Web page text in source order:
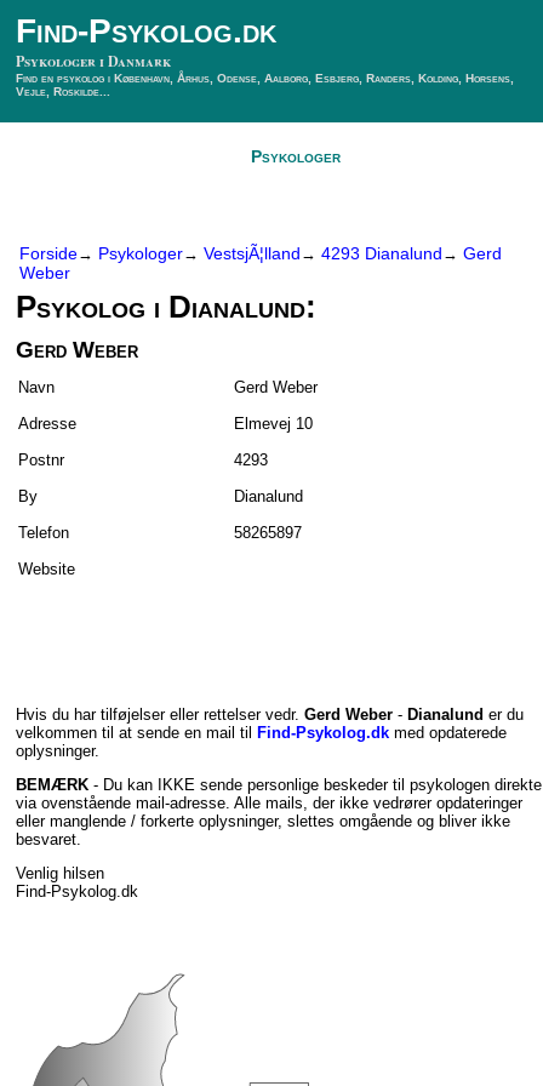
Find-Psykolog.dk
Psykologer i Danmark
Find en psykolog i København, Århus, Odense, Aalborg, Esbjerg, Randers, Kolding, Horsens,
Vejle, Roskilde...
Psykologer
Forside→ Psykologer→ VestsjÃ¦lland → 4293 Dianalund → Gerd
Weber
Psykolog i Dianalund:
Gerd Weber
Navn
Gerd Weber
Adresse
Elmevej 10
Postnr
4293
By
Dianalund
Telefon
58265897
Website
Hvis du har tilføjelser eller rettelser vedr. Gerd Weber - Dianalund er du
velkommen til at sende en mail til
Find-Psykolog.dk med opdaterede
oplysninger.
BEMÆRK - Du kan IKKE sende personlige beskeder til psykologen direkte
via ovenstående mail-adresse. Alle mails, der ikke vedrører opdateringer
eller manglende / forkerte oplysninger, slettes omgående og bliver ikke
besvaret.
Venlig hilsen
Find-Psykolog.dk